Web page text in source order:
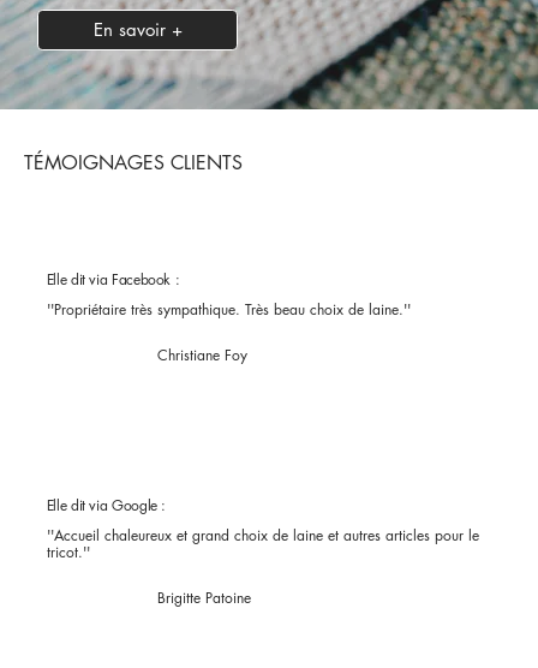
En savoir +
TÉMOIGNAGES CLIENTS
Elle dit via Facebook :
''Propriétaire très sympathique. Très beau choix de laine.''
Christiane Foy
Elle dit via Google :
''Accueil chaleureux et grand choix de laine et autres articles pour le
tricot.''
Brigitte Patoine